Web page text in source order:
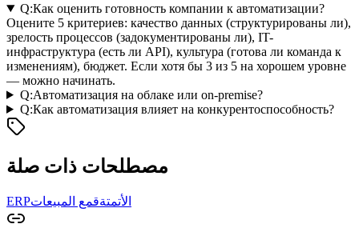
Q:Как оценить готовность компании к автоматизации?
Оцените 5 критериев: качество данных (структурированы ли),
зрелость процессов (задокументированы ли), IT-
инфраструктура (есть ли API), культура (готова ли команда к
изменениям), бюджет. Если хотя бы 3 из 5 на хорошем уровне
— можно начинать.
Q:Автоматизация на облаке или on-premise?
Q:Как автоматизация влияет на конкурентоспособность?
مصطلحات ذات صلة
ERP الأتمتةقمع المبيعات